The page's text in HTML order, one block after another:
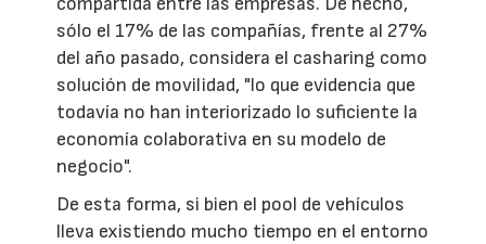
sólo el 17% de las compañías, frente al 27%
del año pasado, considera el casharing como
solución de movilidad, "lo que evidencia que
todavía no han interiorizado lo suficiente la
economía colaborativa en su modelo de
negocio".
De esta forma, si bien el pool de vehículos
lleva existiendo mucho tiempo en el entorno